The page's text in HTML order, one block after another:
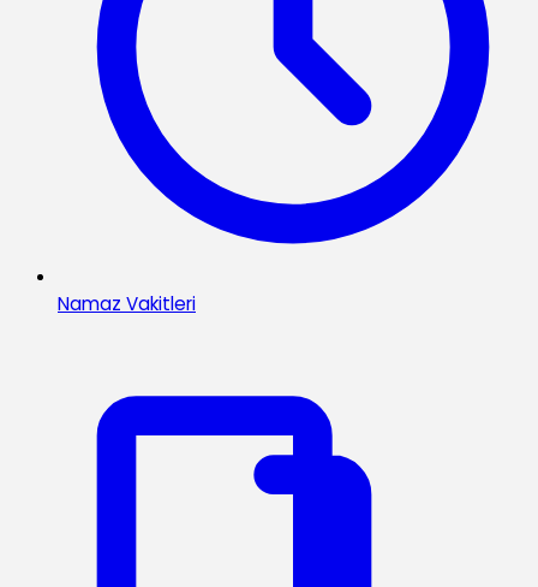
Namaz Vakitleri